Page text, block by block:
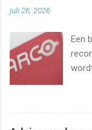
juli 26, 2026
Een